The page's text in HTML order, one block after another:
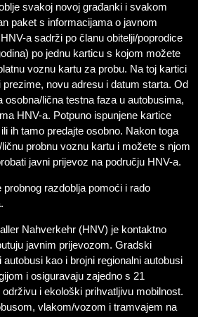
svakoj novoj građanki i svakom
paket s informacijama o javnom
a sadrži po članu obitelji/poprodice
po jednu karticu s kojom možete
voznu kartu za probu. Na toj kartici
novu adresu i datum starta. Od
osobna/lična testna faza u autobusima,
HNV-a. Potpuno ispunjene kartice
ih tamo predajte osobno. Nakon toga
probnu voznu kartu i možete s njom
javni prijevoz na području HNV-a.
razdoblja pomoći i rado
Nahverkehr (HNV) je kontaktno
javnim prijevozom. Gradski
kao i brojni regionalni autobusi
i osiguravaju zajedno s 21
i ekološki prihvatljivu mobilnost.
vlakom/vozom i tramvajem na